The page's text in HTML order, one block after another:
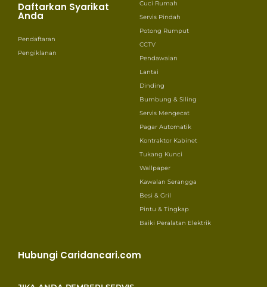
Daftarkan Syarikat
Anda
Pendaftaran
Pengiklanan
Cuci Rumah
Servis Pindah
Potong Rumput
CCTV
Pendawaian
Lantai
Dinding
Bumbung & Siling
Servis Mengecat
Pagar Automatik
Kontraktor Kabinet
Tukang Kunci
Wallpaper
Kawalan Serangga
Besi & Gril
Pintu & Tingkap
Baiki Peralatan Elektrik
Hubungi Caridancari.com